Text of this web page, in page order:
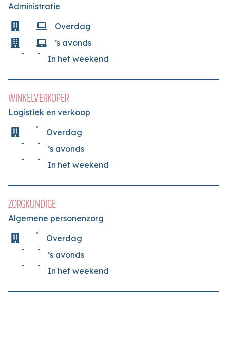
Administratie
Overdag
’s avonds
In het weekend
WINKELVERKOPER
Logistiek en verkoop
Overdag
’s avonds
In het weekend
ZORGKUNDIGE
Algemene personenzorg
Overdag
’s avonds
In het weekend